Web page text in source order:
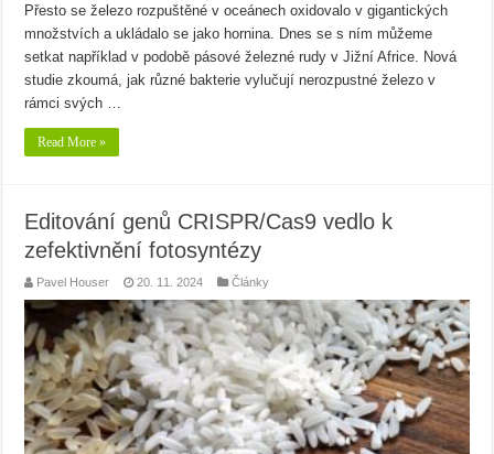
Přesto se železo rozpuštěné v oceánech oxidovalo v gigantických
množstvích a ukládalo se jako hornina. Dnes se s ním můžeme
setkat například v podobě pásové železné rudy v Jižní Africe. Nová
studie zkoumá, jak různé bakterie vylučují nerozpustné železo v
rámci svých …
Read More »
Editování genů CRISPR/Cas9 vedlo k
zefektivnění fotosyntézy
Pavel Houser 20. 11. 2024 Články